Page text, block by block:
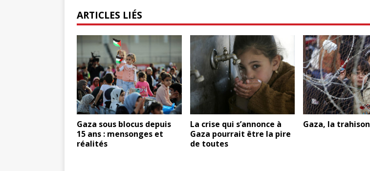
ARTICLES LIÉS
Gaza sous blocus depuis
15 ans : mensonges et
réalités
La crise qui s’annonce à
Gaza pourrait être la pire
de toutes
Gaza, la trahison